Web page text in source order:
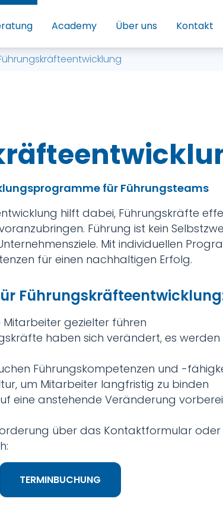
Academy Über uns Kontakt
für Führungsteams
hilft dabei, Führungskräfte
Führung ist kein
Mit individuellen
für einen nachhaltigen Erfolg.
gezielter führen
haben sich verändert, es werden
Führungskompetenzen und -
um Mitarbeiter langfristig zu binden
eine anstehende Veränderung
über das Kontaktformular
TERMINBUCHUNG